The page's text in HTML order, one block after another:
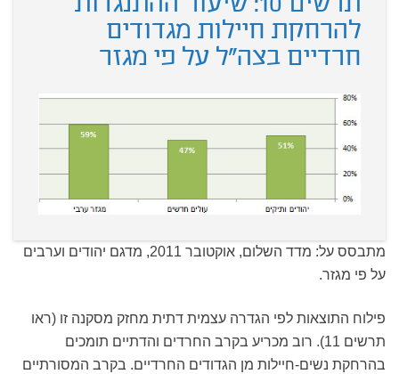
להרחקת חיילות מגדודים
חרדיים בצה"ל על פי מגזר
מתבסס על: מדד השלום, אוקטובר 2011, מדגם יהודים וערבים
על פי מגזר.
פילוח התוצאות לפי הגדרה עצמית דתית מחזק מסקנה זו (ראו
תרשים 11). רוב מכריע בקרב החרדים והדתיים תומכים
בהרחקת נשים-חיילות מן הגדודים החרדיים. בקרב המסורתיים